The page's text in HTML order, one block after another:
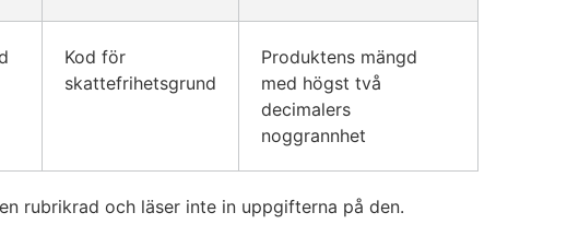
Kod för
skattefrihetsgrund
Produktens mängd
med högst två
decimalers
noggrannhet
rubrikrad och läser inte in uppgifterna på den.